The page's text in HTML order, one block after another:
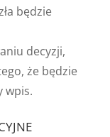
będzie
decyzji,
że będzie
wpis.